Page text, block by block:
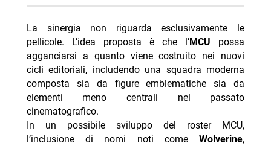
La sinergia non riguarda esclusivamente le
pellicole. L’idea proposta è che l’MCU possa
agganciarsi a quanto viene costruito nei nuovi
cicli editoriali, includendo una squadra moderna
composta sia da figure emblematiche sia da
elementi meno centrali nel passato
cinematografico.
In un possibile sviluppo del roster MCU,
l’inclusione di nomi noti comeWolverine,